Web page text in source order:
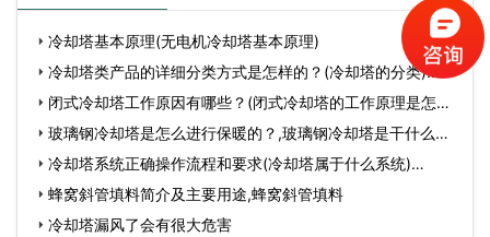
冷却塔基本原理(无电机冷却塔基本原理)
冷却塔类产品的详细分类方式是怎样的？(冷却塔的分类)…
闭式冷却塔工作原因有哪些？(闭式冷却塔的工作原理是怎样
的)…
玻璃钢冷却塔是怎么进行保暖的？,玻璃钢冷却塔是干什么用
的…冷却塔系统正确操作流程和要求(冷却塔属于什么系统)…
蜂窝斜管填料简介及主要用途,蜂窝斜管填料
冷却塔漏风了会有很大危害